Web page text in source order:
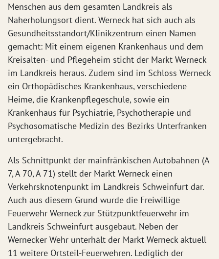
Menschen aus dem gesamten Landkreis als
Naherholungsort dient. Werneck hat sich auch als
Gesundheitsstandort/Klinikzentrum einen Namen
gemacht: Mit einem eigenen Krankenhaus und dem
Kreisalten- und Pflegeheim sticht der Markt Werneck
im Landkreis heraus. Zudem sind im Schloss Werneck
ein Orthopädisches Krankenhaus, verschiedene
Heime, die Krankenpflegeschule, sowie ein
Krankenhaus für Psychiatrie, Psychotherapie und
Psychosomatische Medizin des Bezirks Unterfranken
untergebracht.
Als Schnittpunkt der mainfränkischen Autobahnen (A
7, A 70, A 71) stellt der Markt Werneck einen
Verkehrsknotenpunkt im Landkreis Schweinfurt dar.
Auch aus diesem Grund wurde die Freiwillige
Feuerwehr Werneck zur Stützpunktfeuerwehr im
Landkreis Schweinfurt ausgebaut. Neben der
Wernecker Wehr unterhält der Markt Werneck aktuell
11 weitere Ortsteil-Feuerwehren. Lediglich der